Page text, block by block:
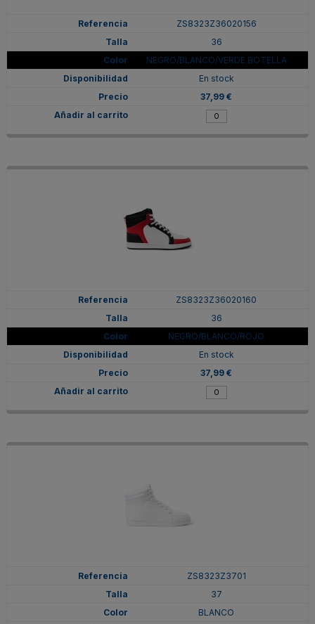
ZS8323Z36020156
36
NEGRO/BLANCO/VERDE BOTELLA
En stock
37,99 €
ZS8323Z36020160
36
NEGRO/BLANCO/ROJO
En stock
37,99 €
ZS8323Z3701
37
BLANCO